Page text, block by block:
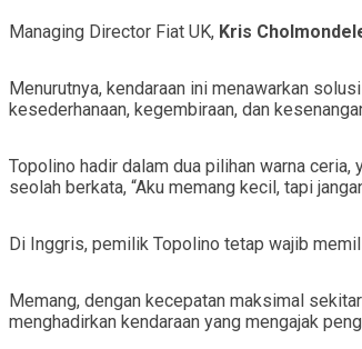
Managing Director Fiat UK, Kris
Menurutnya, kendaraan ini menawarkan
kesederhanaan, kegembiraan, dan
Topolino hadir dalam dua pilihan warna ceria,
seolah berkata, “Aku memang kecil, tapi
Di Inggris, pemilik Topolino tetap wajib
Memang, dengan kecepatan maksimal sekitar
menghadirkan kendaraan yang mengajak